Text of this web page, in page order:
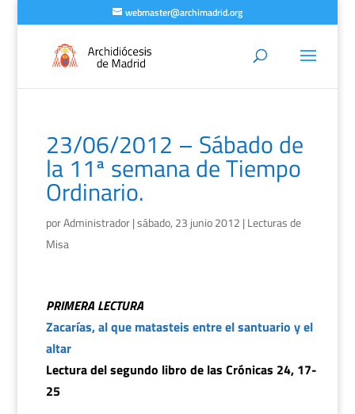
webmaster@archimadrid.org
23/06/2012 – Sábado de
la 11ª semana de Tiempo
Ordinario.
porAdministrador|sábado, 23 junio 2012 | Lecturas de
Misa
PRIMERA LECTURA
Zacarías, al que matasteis entre el santuario y el
altar
Lectura del segundo libro de las Crónicas 24, 17-
25